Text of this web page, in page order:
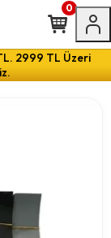
2999 TL Üzeri
0